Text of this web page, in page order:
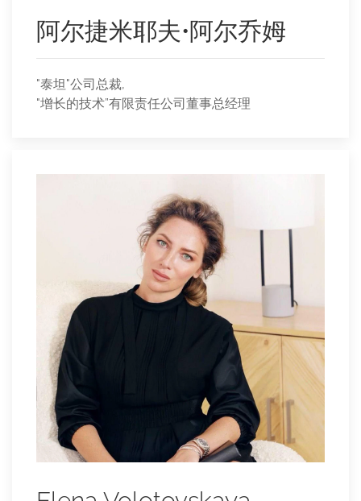
阿尔捷米耶夫•阿尔乔姆
"泰坦"公司总裁,
"增长的技术”有限责任公司董事总经理